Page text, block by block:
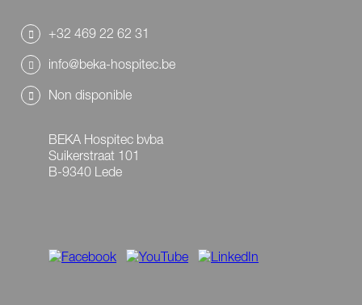
+32 469 22 62 31
info@beka-hospitec.be
Non disponible
BEKA Hospitec bvba
Suikerstraat 101
B-9340 Lede